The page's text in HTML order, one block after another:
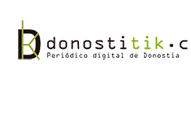
contenido